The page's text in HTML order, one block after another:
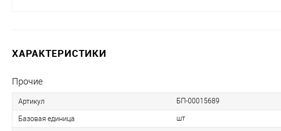
ХАРАКТЕРИСТИКИ
Прочие
Артикул БП-00015689
Базовая единица шт